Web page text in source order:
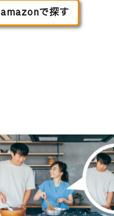
amazonで探す